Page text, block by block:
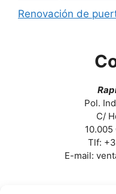
Renovación de
Pol.
C/
10.005
Tlf:
E-mail: